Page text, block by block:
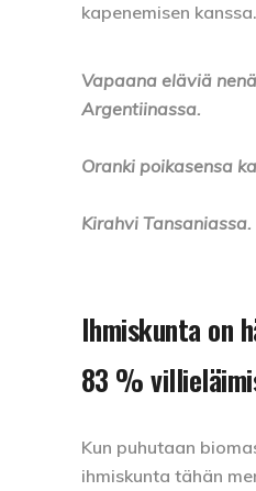
kapenemisen kanssa.
Vapaana eläviä
Argentiinassa.
Oranki poikasensa
Kirahvi Tansaniassa.
Ihmiskunta on
83 %
Kun puhutaan
ihmiskunta tähän